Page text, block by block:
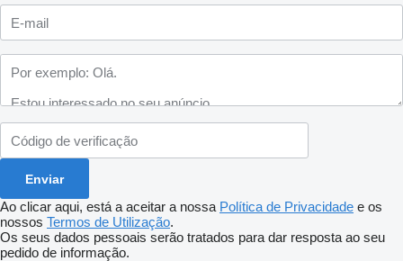
Ao clicar aqui, está a aceitar a nossa Política de Privacidade e os
nossos Termos de Utilização.
Os seus dados pessoais serão tratados para dar resposta ao seu
pedido de informação.